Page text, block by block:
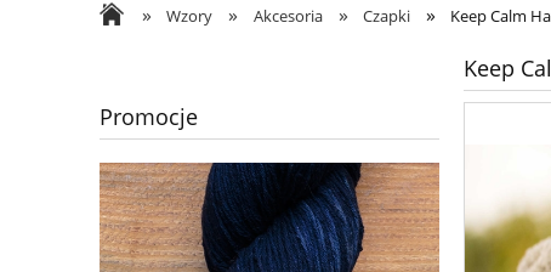
» Wzory » Akcesoria » Czapki » Keep Calm
Promocje
Keep